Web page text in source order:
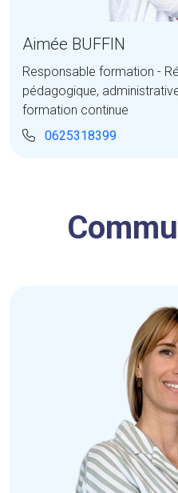
Aimée BUFFIN
Responsable formation -
pédagogique,
formation continue
0625318399